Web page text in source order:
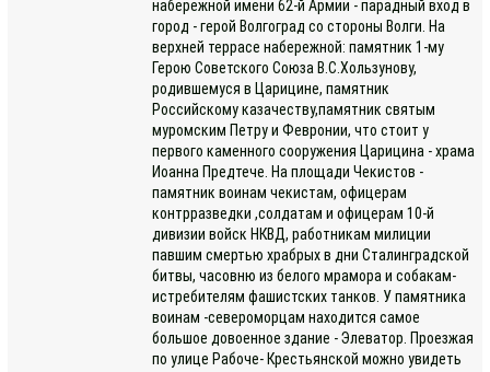
набережной имени 62-й Армии - парадный вход в
город - герой Волгоград со стороны Волги. На
верхней террасе набережной: памятник 1-му
Герою Советского Союза В.С.Хользунову,
родившемуся в Царицине, памятник
Российскому казачеству,памятник святым
муромским Петру и Февронии, что стоит у
первого каменного сооружения Царицина - храма
Иоанна Предтече. На площади Чекистов -
памятник воинам чекистам, офицерам
контрразведки ,солдатам и офицерам 10-й
дивизии войск НКВД, работникам милиции
павшим смертью храбрых в дни Сталинградской
битвы, часовню из белого мрамора и собакам-
истребителям фашистских танков. У памятника
воинам -североморцам находится самое
большое довоенное здание - Элеватор. Проезжая
по улице Рабоче- Крестьянской можно увидеть